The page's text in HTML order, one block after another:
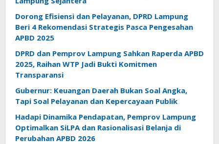
Dorong Efisiensi dan Pelayanan, DPRD Lampung
Beri 4 Rekomendasi Strategis Pasca Pengesahan
APBD 2025
DPRD dan Pemprov Lampung Sahkan Raperda APBD
2025, Raihan WTP Jadi Bukti Komitmen
Transparansi
Gubernur: Keuangan Daerah Bukan Soal Angka,
Tapi Soal Pelayanan dan Kepercayaan Publik
Hadapi Dinamika Pendapatan, Pemprov Lampung
Optimalkan SiLPA dan Rasionalisasi Belanja di
Perubahan APBD 2026